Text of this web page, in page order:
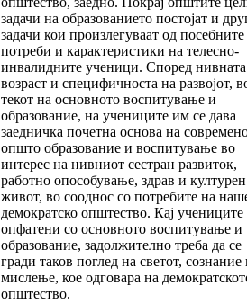
задачи на образованието постојат и
задачи кои произлегуваат од посебните
потреби и карактеристики на телесно-
инвалидните ученици. Според нивната
возраст и специфичноста на развојот,
текот на основното воспитување и
образование, на учениците им се дава
заедничка почетна основа на
општо образование и воспитување во
интерес на нивниот сестран развиток,
работно опособување, здрав и културен
живот, во сооднос со потребите на
демократско општество. Кај учениците
опфатени со основното воспитување и
образование, задолжително треба да се
гради таков поглед на светот, сознание
мислење, кое одговара на
општество.